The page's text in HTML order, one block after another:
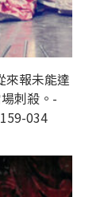
來報未能達
刺殺。-
034